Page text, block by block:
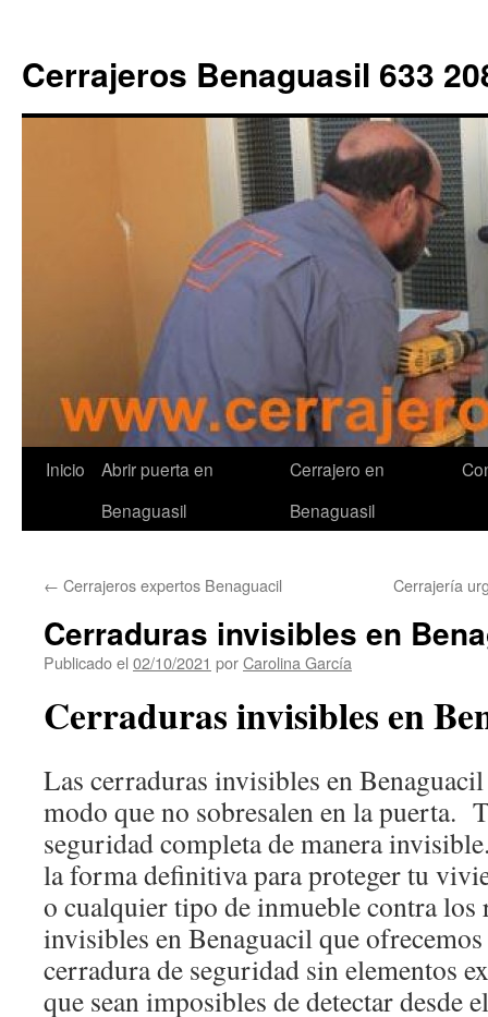
Cerrajeros Benaguasil 633
Saltar
Inicio
Abrir puerta en
Benaguasil
Cerrajero en
Benaguasil
← Cerrajeros expertos Benaguacil Cerrajería
Cerraduras invisibles en
Publicado el 02/10/2021 porCarolina García
Cerraduras invisibles en
Las cerraduras invisibles en Benaguacil
modo que no sobresalen en la puerta.
seguridad completa de manera
la forma definitiva para proteger tu
o cualquier tipo de inmueble contra los
invisibles en Benaguacil que
cerradura de seguridad sin elementos
que sean imposibles de detectar desde